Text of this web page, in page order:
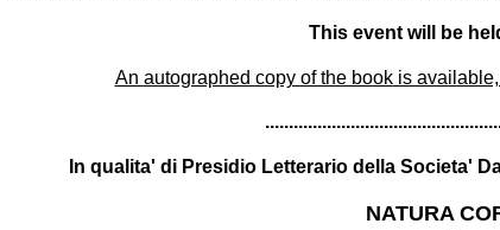
This event will be
An autographed copy of the bookis available,
In qualita' di Presidio Letterario della Societa'
NATURA